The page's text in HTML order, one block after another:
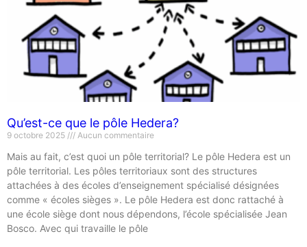
Qu’est-ce que le pôle Hedera?
9 octobre 2025 Aucun commentaire
Mais au fait, c’est quoi un pôle territorial? Le pôle Hedera est un
pôle territorial. Les pôles territoriaux sont des structures
attachées à des écoles d’enseignement spécialisé désignées
comme « écoles sièges ». Le pôle Hedera est donc rattaché à
une école siège dont nous dépendons, l’école spécialisée Jean
Bosco. Avec qui travaille le pôle